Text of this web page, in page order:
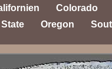
Colorado
State Oregon